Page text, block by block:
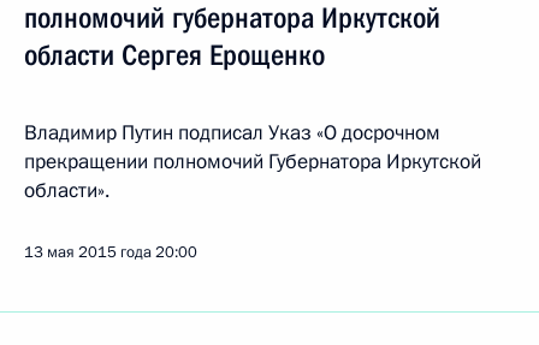
полномочий губернатора Иркутской
области Сергея Ерощенко
Владимир Путин подписал Указ «О досрочном
прекращении полномочий Губернатора Иркутской
области».
13 мая 2015 года20:00